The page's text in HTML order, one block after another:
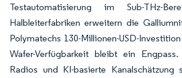
Testautomatisierung im Sub-THz-
Halbleiterfabriken erweitern die
Polymatechs 130-Millionen-USD-
Wafer-Verfügbarkeit bleibt ein
Radios und KI-basierte Kanalschätzung